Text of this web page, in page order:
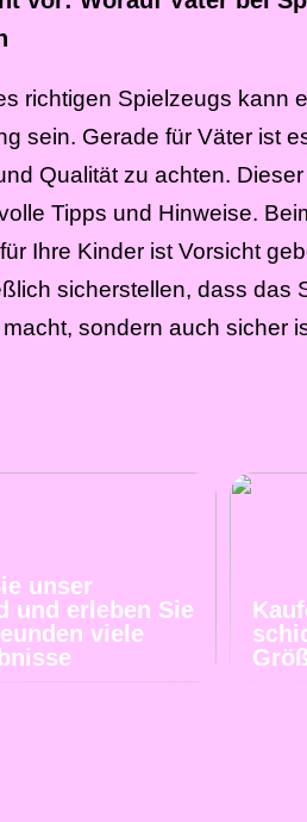
richtigen Spielzeugs kann
sein. Gerade für Väter ist
Qualität zu achten. Dieser
Tipps und Hinweise.
Ihre Kinder ist Vorsicht
sicherstellen, dass das
sondern auch sicher
unser
und erleben Sie
viele